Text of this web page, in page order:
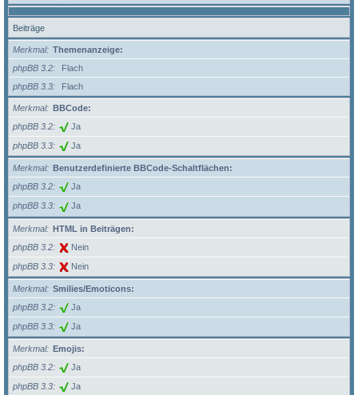
Beiträge
Merkmal
Themenanzeige:
phpBB 3.2
Flach
phpBB 3.3
Flach
Merkmal
BBCode:
phpBB 3.2
Ja
phpBB 3.3 Ja
Merkmal
Benutzerdefinierte BBCode-Schaltflächen:
phpBB 3.2
Ja
phpBB 3.3 Ja
Merkmal
HTML in Beiträgen:
phpBB 3.2
Nein
phpBB 3.3 Nein
Merkmal
Smilies/Emoticons:
phpBB 3.2
Ja
phpBB 3.3 Ja
Merkmal
Emojis:
phpBB 3.2
Ja
phpBB 3.3 Ja